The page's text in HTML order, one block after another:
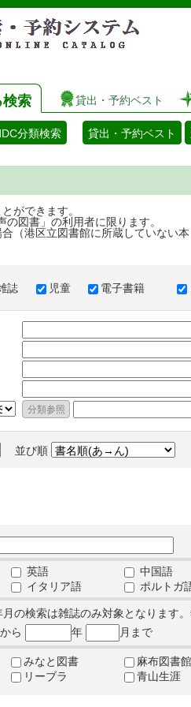
港区立
検索 貸出・予約ベスト
分類検索 貸出・予約ベスト
ができます。
図書」の利用者に限ります。
（港区立図書館に所蔵していない
誌 児童 電子書籍
並び順
英語 中国語
イタリア語 ポルトガ
の検索は雑誌のみ対象となります
ら 年 月まで
みなと図書 麻布図書館
リーブラ 青山生涯